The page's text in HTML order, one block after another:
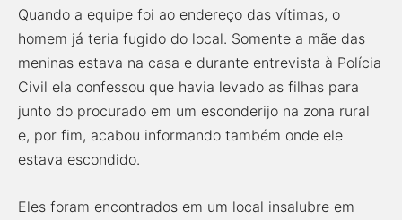
Quando a equipe foi ao endereço das vítimas, o
homem já teria fugido do local. Somente a mãe das
meninas estava na casa e durante entrevista à Polícia
Civil ela confessou que havia levado as filhas para
junto do procurado em um esconderijo na zona rural
e, por fim, acabou informando também onde ele
estava escondido.
Eles foram encontrados em um local insalubre em